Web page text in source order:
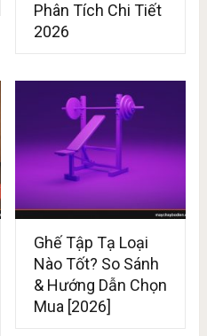
Phân Tích Chi Tiết
2026
Ghế Tập Tạ Loại
Nào Tốt? So Sánh
& Hướng Dẫn Chọn
Mua [2026]